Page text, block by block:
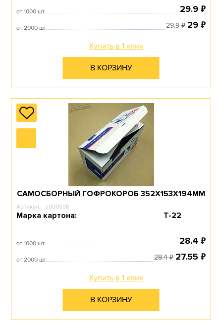
от 1000 шт. 29.9 ₽
от 2000 шт. 29.9₽ 29 ₽
Купить в 1 клик
В КОРЗИНУ
САМОСБОРНЫЙ ГОФРОКОРОБ 352Х153Х194ММ
Артикул: s000598
Марка картона: Т-22
от 1000 шт. 28.4 ₽
от 2000 шт. 28.4₽ 27.55 ₽
Купить в 1 клик
В КОРЗИНУ